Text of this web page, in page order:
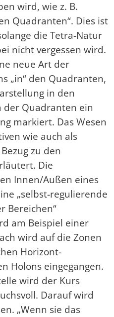
wird, wie z. B.
Quadranten“. Dies ist
die Tetra-Natur
nicht vergessen wird.
neue Art der
„in“ den Quadranten,
in den
der Quadranten ein
markiert. Das Wesen
wie auch als
zu den
Die
Innen/Außen eines
„selbst-regulierende
Bereichen“
am Beispiel einer
wird auf die Zonen
Horizont-
Holons eingegangen.
wird der Kurs
Darauf wird
„Wenn sie das